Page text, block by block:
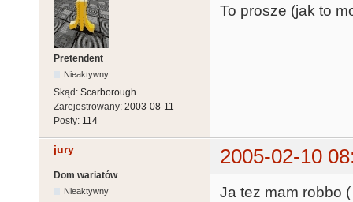
Pretendent
Nieaktywny
Skąd: Scarborough
Zarejestrowany: 2003-08-11
Posty: 114
To prosze (jak to
jury 2005-02-10
Dom wariatów
Nieaktywny
Ja tez mam robbo